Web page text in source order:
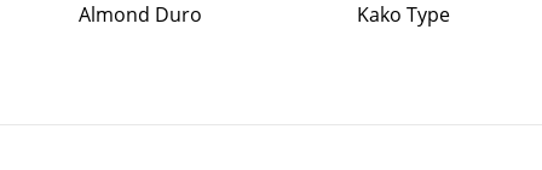
Almond Duro Kako Type